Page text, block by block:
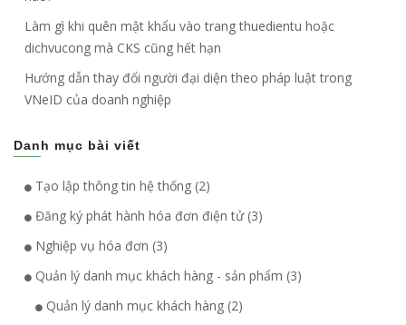
Làm gì khi quên mật khẩu vào trang thuedientu hoặc
dichvucong mà CKS cũng hết hạn
Hướng dẫn thay đổi người đại diện theo pháp luật trong
VNeID của doanh nghiệp
Danh mục bài viết
Tạo lập thông tin hệ thống (2)
Đăng ký phát hành hóa đơn điện tử (3)
Nghiệp vụ hóa đơn (3)
Quản lý danh mục khách hàng - sản phẩm (3)
Quản lý danh mục khách hàng (2)